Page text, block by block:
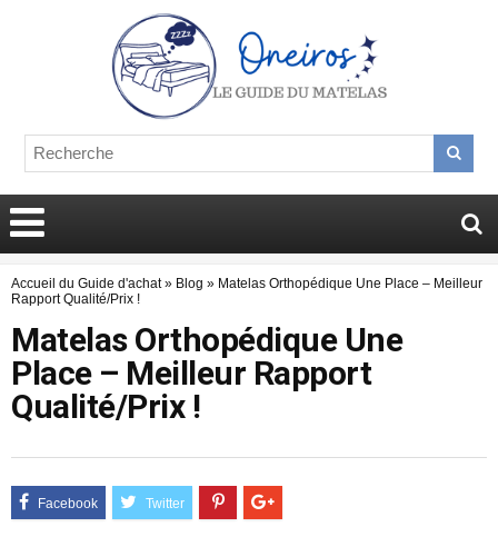
Accueil du Guide d'achat» Blog » Matelas Orthopédique Une Place – Meilleur
Rapport Qualité/Prix !
Matelas Orthopédique Une
Place – Meilleur Rapport
Qualité/Prix !